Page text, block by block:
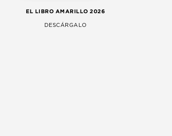
EL LIBRO AMARILLO 2026
DESCÁRGALO